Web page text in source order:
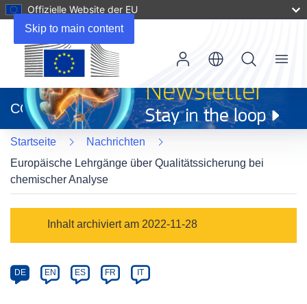
Skip to main content
Offizielle Website der EU
neuem
Fenster)
CORDIS
Menu
Startseite
Nachrichten
Europäische Lehrgänge über Qualitätssicherung bei
chemischer Analyse
Category
Inhalt archiviert am 2022-11-28
Article
available
DE EN ES FR IT